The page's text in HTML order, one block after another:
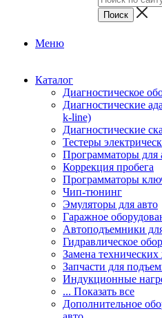
Меню
Каталог
Диагностическое
Диагностические
k-line)
Диагностические
Тестеры
Программаторы для
Коррекция пробега
Программаторы
Чип-тюнинг
Эмуляторы для авто
Гаражное
Автоподъемники
Гидравлическое
Замена технических
Запчасти для
Индукционные
... Показать все
Дополнительное